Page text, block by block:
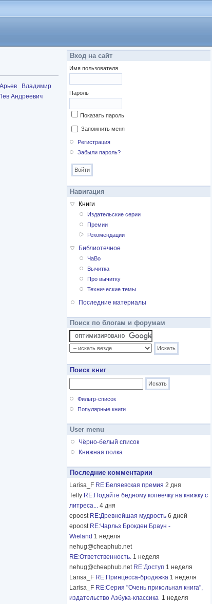
Владимир
Андреевич
Вход на сайт
Имя пользователя
Пароль
Показать пароль
Запомнить меня
Регистрация
Забыли пароль?
Навигация
Книги
Издательские серии
Премии
Рекомендации
Библиотечное
ЧаВо
Вычитка
Про вычитку
Технические темы
Последние материалы
Поиск по блогам и форумам
Поиск книг
Фильтр-список
Популярные книги
User menu
Чёрно-белый список
Книжная полка
Последние комментарии
Larisa_F RE:Беляевская премия 2 дня
Telly RE:Подайте бедному копеечку на книжку с
литреса... 4 дня
epoost RE:Древнейшая мудрость 6 дней
epoost RE:Чарльз Брокден Браун -
Wieland 1 неделя
nehug@cheaphub.net
RE:Ответственность. 1 неделя
nehug@cheaphub.net RE:Доступ 1 неделя
Larisa_F RE:Принцесса-бродяжка 1 неделя
Larisa_F RE:Серия "Очень прикольная книга",
издательство Азбука-классика 1 неделя